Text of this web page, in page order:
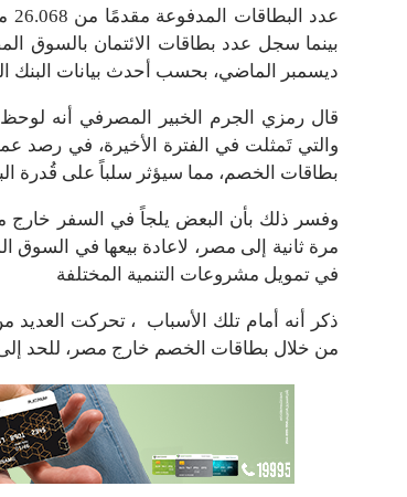
ديسمبر الماضي، بحسب أحدث بيانات البنك
قال رمزي الجرم الخبير المصرفي أنه
والتي تَمثلت في الفترة الأخيرة، في رصد
بطاقات الخصم، مما سيؤثر سلباً على قُدرة
وفسر ذلك بأن البعض يلجاً في السفر خارج
مرة ثانية إلى مصر، لاعادة بيعها في السوق
في تمويل مشروعات التنمية المختلفة
ذكر أنه أمام تلك الأسباب ، تحركت
من خلال بطاقات الخصم خارج مصر، للحد